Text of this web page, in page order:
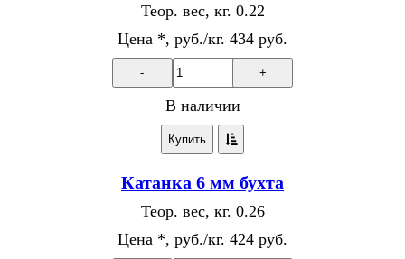
Теор. вес, кг. 0.22
Цена *, руб./кг. 434 руб.
- +
В наличии
Купить
Катанка 6 мм бухта
Теор. вес, кг. 0.26
Цена *, руб./кг. 424 руб.